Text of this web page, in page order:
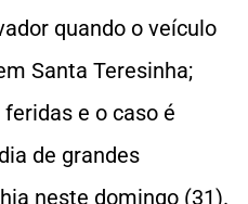
quando o veículo
Santa Teresinha;
e o caso é
de grandes
neste domingo (31).